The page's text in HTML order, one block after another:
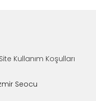
Site Kullanım Koşulları
Seocu